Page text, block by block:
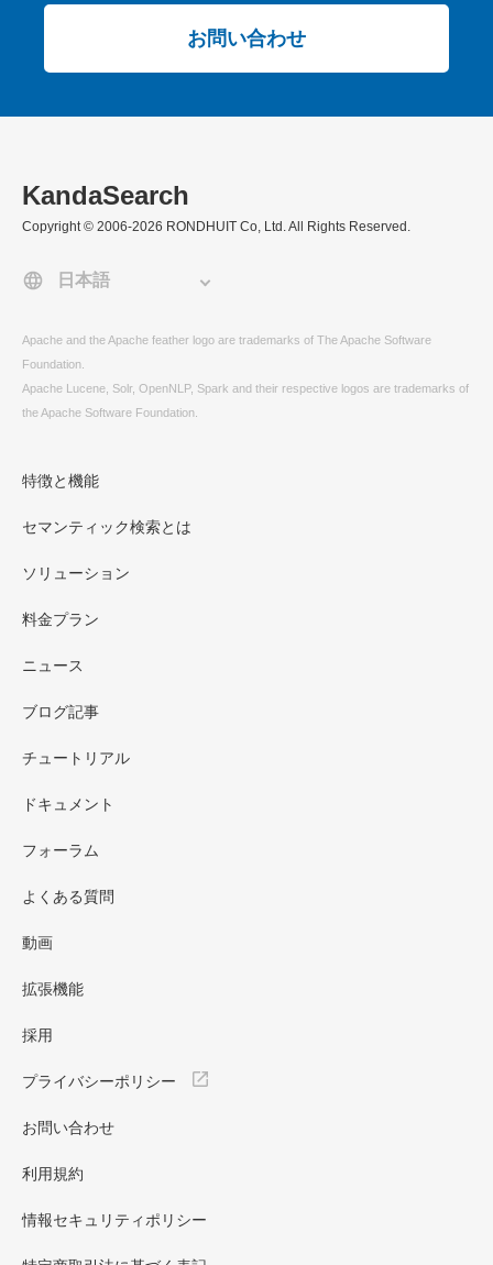
お問い合わせ
KandaSearch
Copyright © 2006-2026 RONDHUIT Co, Ltd. All Rights Reserved.
Apache and the Apache feather logo are trademarks of The Apache Software
Foundation.
Apache Lucene, Solr, OpenNLP, Spark and their respective logos are trademarks of
the Apache Software Foundation.
特徴と機能
セマンティック検索とは
ソリューション
料金プラン
ニュース
ブログ記事
チュートリアル
ドキュメント
フォーラム
よくある質問
動画
拡張機能
採用
プライバシーポリシー
お問い合わせ
利用規約
情報セキュリティポリシー